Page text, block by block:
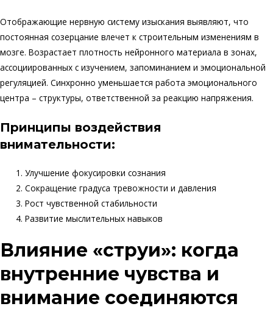
Отображающие нервную систему изыскания выявляют, что
постоянная созерцание влечет к строительным изменениям в
мозге. Возрастает плотность нейронного материала в зонах,
ассоциированных с изучением, запоминанием и эмоциональной
регуляцией. Синхронно уменьшается работа эмоционального
центра – структуры, ответственной за реакцию напряжения.
Принципы воздействия
внимательности:
Улучшение фокусировки сознания
Сокращение градуса тревожности и давления
Рост чувственной стабильности
Развитие мыслительных навыков
Влияние «струи»: когда
внутренние чувства и
внимание соединяются